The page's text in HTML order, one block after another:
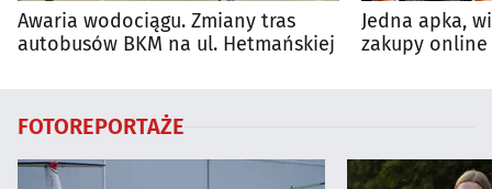
Awaria wodociągu. Zmiany tras
autobusów BKM na ul. Hetmańskiej
Jedna apka,
zakupy online
FOTOREPORTAŻE